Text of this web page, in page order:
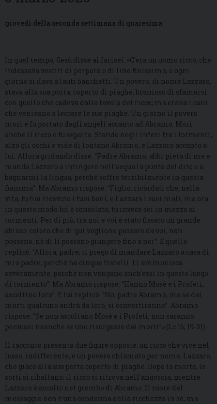
giovedì della seconda settimana di quaresima
In quel tempo, Gesù disse ai farisei: «C’era un uomo ricco, che
indossava vestiti di porpora e di lino finissimo, e ogni
giorno si dava a lauti banchetti. Un povero, di nome Lazzaro,
stava alla sua porta, coperto di piaghe, bramoso di sfamarsi
con quello che cadeva dalla tavola del ricco; ma erano i cani
che venivano a leccare le sue piaghe. Un giorno il povero
morì e fu portato dagli angeli accanto ad Abramo. Morì
anche il ricco e fu sepolto. Stando negli inferi fra i tormenti,
alzò gli occhi e vide di lontano Abramo, e Lazzaro accanto a
lui. Allora gridando disse: “Padre Abramo, abbi pietà di me e
manda Lazzaro a intingere nell’acqua la punta del dito e a
bagnarmi la lingua, perché soffro terribilmente in questa
fiamma”. Ma Abramo rispose: “Figlio, ricòrdati che, nella
vita, tu hai ricevuto i tuoi beni, e Lazzaro i suoi mali; ma ora
in questo modo lui è consolato, tu invece sei in mezzo ai
tormenti. Per di più, tra noi e voi è stato fissato un grande
abisso: coloro che di qui vogliono passare da voi, non
possono, né di lì possono giungere fino a noi”. E quello
replicò: “Allora, padre, ti prego di mandare Lazzaro a casa di
mio padre, perché ho cinque fratelli. Li ammonisca
severamente, perché non vengano anch’essi in questo luogo
di tormento”. Ma Abramo rispose: “Hanno Mosè e i Profeti;
ascoltino loro”. E lui replicò: “No, padre Abramo, ma se dai
morti qualcuno andrà da loro, si convertiranno”. Abramo
rispose: “Se non ascoltano Mosè e i Profeti, non saranno
persuasi neanche se uno risorgesse dai morti”» (Lc 16, 19-31).
Il racconto presenta due figure opposte: un ricco che vive nel
lusso, indifferente, e un povero chiamato per nome, Lazzaro,
che giace alla sua porta coperto di piaghe. Dopo la morte, le
sorti si ribaltano: il ricco si ritrova nell’angoscia, mentre
Lazzaro è accolto nel grembo di Abramo. Il cuore del
messaggio non è una condanna della ricchezza in sé, ma